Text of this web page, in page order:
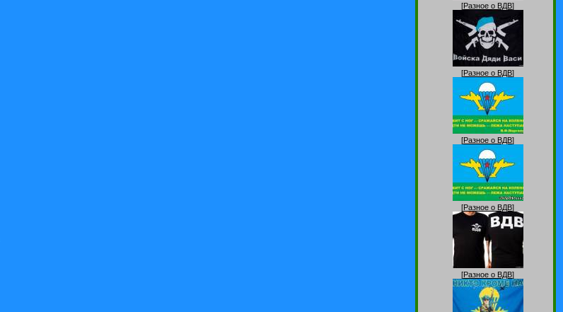
[Разное о ВДВ]
[Разное о ВДВ]
[Разное о ВДВ]
[Разное о ВДВ]
[Разное о ВДВ]